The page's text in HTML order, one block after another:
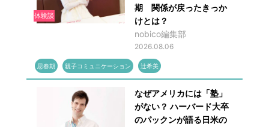
体験談
期 関係が戻ったきっか
けとは？
nobico編集部
2026.08.06
思春期 親子コミュニケーション 辻希美
なぜアメリカには「塾」
がない？ ハーバード大卒
のパックンが語る日米の